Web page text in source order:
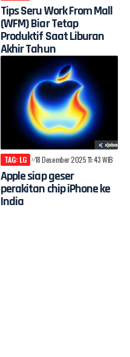
Tips Seru Work From Mall
(WFM) Biar Tetap
Produktif Saat Liburan
Akhir Tahun
TAG: LG 18 Desember 2025 11:43 WIB
Apple siap geser
perakitan chip iPhone ke
India